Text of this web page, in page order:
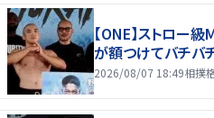
【ONE】ストロー
が額つけてバチバ
2026/08/07 18:49相撲